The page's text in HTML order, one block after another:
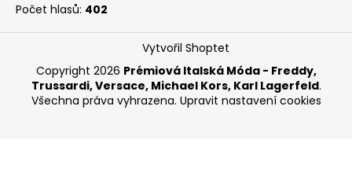
Počet hlasů: 402
Vytvořil Shoptet
Copyright 2026 Prémiová Italská Móda - Freddy,
Trussardi, Versace, Michael Kors, Karl Lagerfeld.
Všechna práva vyhrazena. Upravit nastavení cookies